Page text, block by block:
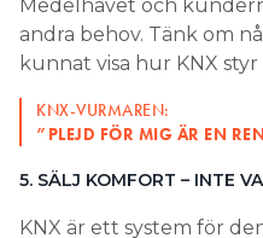
Medelhavet och
andra behov. Tänk om
kunnat visa hur KNX
KNX-VURMAREN:
”PLEJD FÖR MIG ÄR EN
5. SÄLJ KOMFORT – INTE
KNX är ett system för